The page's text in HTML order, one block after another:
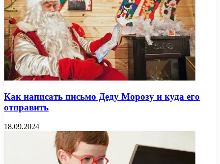
Как написать письмо Деду Морозу и куда его
отправить
18.09.2024